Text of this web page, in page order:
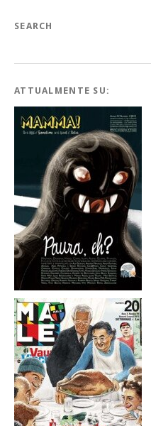
SEARCH
ATTUALMENTE SU: